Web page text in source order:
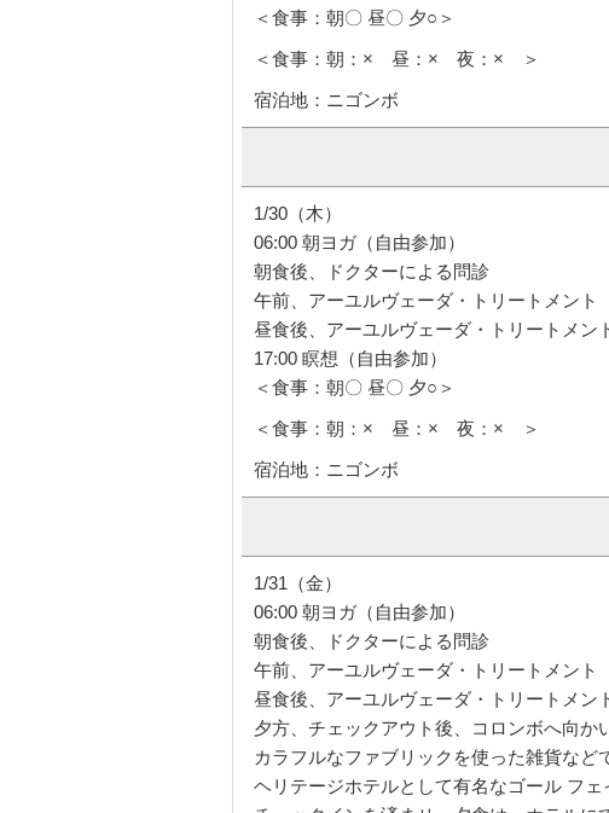
＜食事：朝〇 昼〇 夕○＞
＜食事：朝：× 昼：× 夜：× ＞
宿泊地：ニゴンボ
1/30（木）
06:00 朝ヨガ（自由参加）
朝食後、ドクターによる問診
午前、アーユルヴェーダ・トリートメント
昼食後、アーユルヴェーダ・トリートメン
17:00 瞑想（自由参加）
＜食事：朝〇 昼〇 夕○＞
＜食事：朝：× 昼：× 夜：× ＞
宿泊地：ニゴンボ
1/31（金）
06:00 朝ヨガ（自由参加）
朝食後、ドクターによる問診
午前、アーユルヴェーダ・トリートメント
昼食後、アーユルヴェーダ・トリートメン
夕方、チェックアウト後、コロンボへ向か
カラフルなファブリックを使った雑貨な
ヘリテージホテルとして有名なゴール フェ